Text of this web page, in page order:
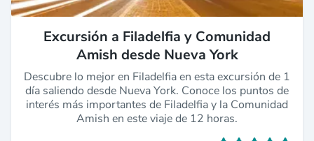
Excursión a Filadelfia y Comunidad
Amish desde Nueva York
Descubre lo mejor en Filadelfia en esta excursión de 1
día saliendo desde Nueva York. Conoce los puntos de
interés más importantes de Filadelfia y la Comunidad
Amish en este viaje de 12 horas.